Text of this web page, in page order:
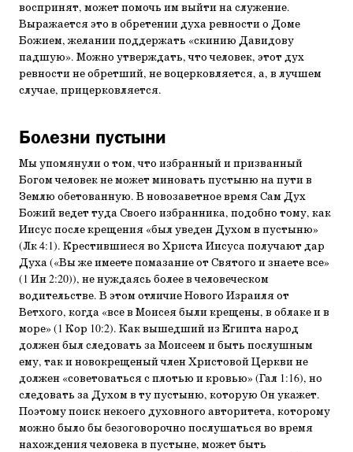
воспринят, может помочь им выйти на служение.
Выражается это в обретении духа ревности о Доме
Божием, желании поддержать «скинию Давидову
падшую». Можно утверждать, что человек, этот дух
ревности не обретший, не воцерковляется, а, в лучшем
случае, прицерковляется.
Болезни пустыни
Мы упомянули о том, что избранный и призванный
Богом человек не может миновать пустыню на пути в
Землю обетованную. В новозаветное время Сам Дух
Божий ведет туда Своего избранника, подобно тому, как
Иисус после крещения «был уведен Духом в пустыню»
(Лк 4:1). Крестившиеся во Христа Иисуса получают дар
Духа («Вы же имеете помазание от Святого и знаете все»
(1 Ин 2:20)), не нуждаясь более в человеческом
водительстве. В этом отличие Нового Израиля от
Ветхого, когда «все в Моисея были крещены, в облаке и в
море» (1 Кор 10:2). Как вышедший из Египта народ
должен был следовать за Моисеем и быть послушным
ему, так и новокрещеный член Христовой Церкви не
должен «советоваться с плотью и кровью» (Гал 1:16), но
следовать за Духом в ту пустыню, которую Он укажет.
Поэтому поиск некоего духовного авторитета, которому
можно было бы безоговорочно послушаться во время
нахождения человека в пустыне, может быть